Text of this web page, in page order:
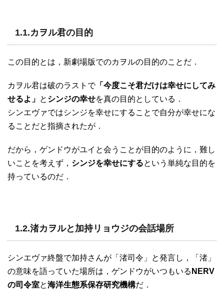
1.1.カヲル君の目的
この目的とは，新劇場版でのカヲルの目的のことだ．
カヲル君は破のラストで「今度こそ君だけは幸せにしてみ
せるよ」 と シンジの幸せを真の目的としている．
シンエヴァではシンジを幸せにすることで自分が幸せにな
ることだと指摘されたが．
だから，ゲンドウがユイと会うことが目的のように，難し
いことを考えず， シンジを幸せにするという単純な目的を
持っているのだ．
1.2.渚カヲルと加持リョウジの会話場所
シンエヴァ終盤で加持さんが「渚司令」と発言し，「渚」
の意味を語っていた場所は，ゲンドウがいつもいる NERV
の司令室と海洋生態系保存研究機構だ．